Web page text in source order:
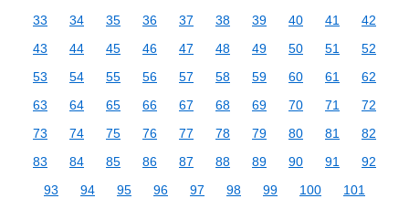
33
34 35 36 37 38 39 40 41
42
43
44 45 46 47 48 49 50 51
52
53
54 55 56 57 58 59 60 61
62
63
64 65 66 67 68 69 70 71
72
73
74 75 76 77 78 79 80 81
82
83
84 85 86 87 88 89 90 91
92
93
94 95 96 97 98 99 100
101